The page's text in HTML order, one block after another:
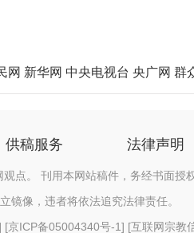
网 新华网 中央电视台 央广网 群
供稿服务 法律声明
点。 刊用本网站稿件，务经书面授权
镜像，违者将依法追究法律责任。
[京ICP备05004340号-1] [互联网宗教